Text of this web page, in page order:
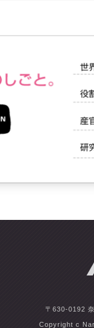
〒630-0192
Copyright c